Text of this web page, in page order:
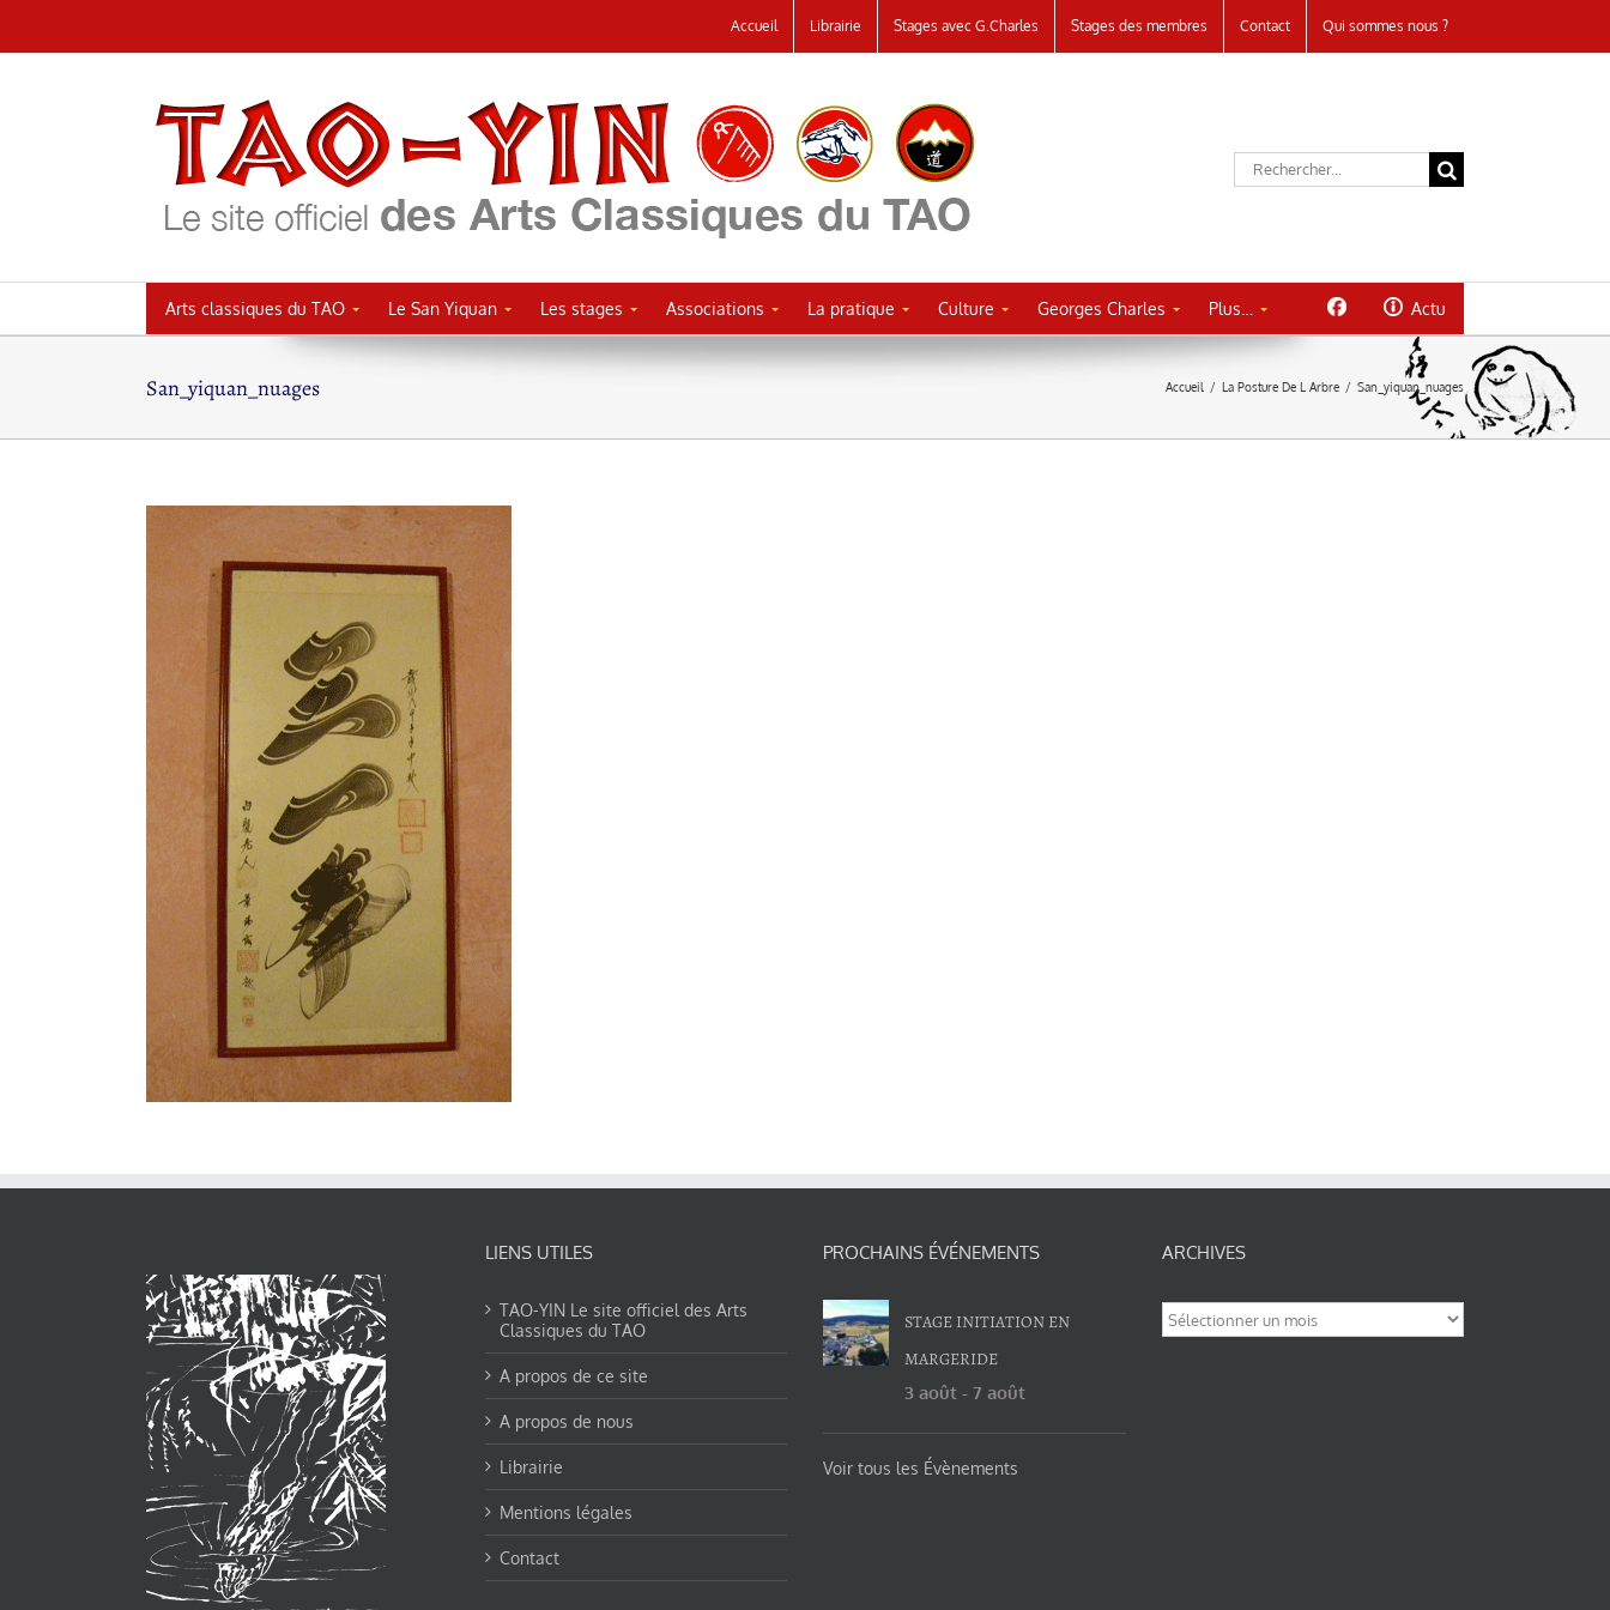
au
Accueil Librairie Stages avec G.Charles Stages des membres Contact Qui sommes nous ?
Rechercher:
Arts classiques du TAO Le San Yiquan Les stages Associations La pratique Culture Georges Charles Plus… Actu
San_yiquan_nuages Accueil / La Posture De L Arbre / San_yiquan_nuages
LIENS UTILES
TAO-YIN Le site officiel des Arts
Classiques du TAO
A propos de ce site
A propos de nous
Librairie
Mentions légales
Contact
PROCHAINS ÉVÉNEMENTS
STAGE INITIATION EN
MARGERIDE
3 août -7 août
Voir tous les Évènements
ARCHIVES
Archives